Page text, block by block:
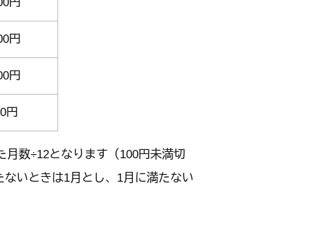
円
円
数÷12となります（100円未満切
いときは1月とし、1月に満たない